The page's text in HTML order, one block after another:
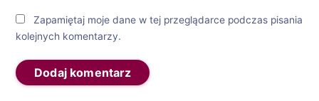
Zapamiętaj moje dane w tej przeglądarce podczas pisania
kolejnych komentarzy.